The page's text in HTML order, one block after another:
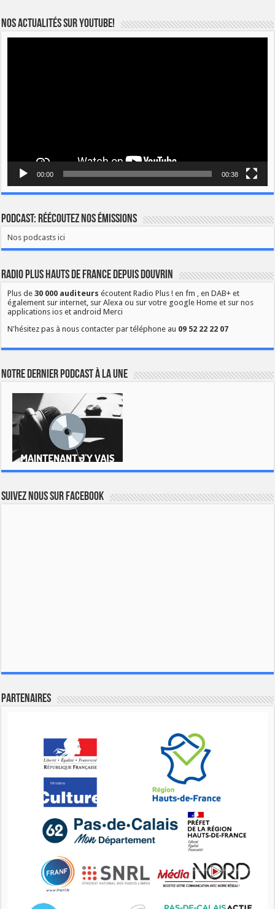
Nos actualités sur YOUTUBE!
00:00 00:38
Podcast: Réécoutez nos émissions
Nos podcasts ici
Radio Plus Hauts de France depuis Douvrin
Plus de30 000 auditeurs écoutent Radio Plus ! en fm , en DAB+ et
également sur internet, sur Alexa ou sur votre google Home et sur nos
applications ios et android Merci
N'hésitez pas à nous contacter par téléphone au 09 52 22 22 07
Notre dernier podcast à la une
Suivez nous sur Facebook
Partenaires